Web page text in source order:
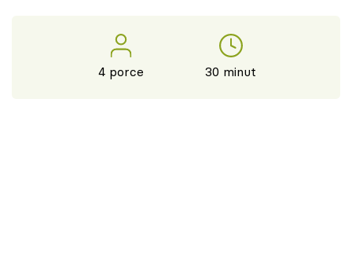
4 porce 30 minut